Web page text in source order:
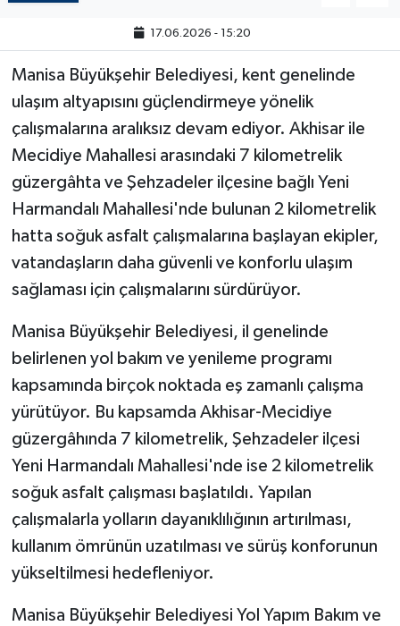
17.06.2026 - 15:20
Manisa Büyükşehir Belediyesi, kent genelinde
ulaşım altyapısını güçlendirmeye yönelik
çalışmalarına aralıksız devam ediyor. Akhisar ile
Mecidiye Mahallesi arasındaki 7 kilometrelik
güzergâhta ve Şehzadeler ilçesine bağlı Yeni
Harmandalı Mahallesi'nde bulunan 2 kilometrelik
hatta soğuk asfalt çalışmalarına başlayan ekipler,
vatandaşların daha güvenli ve konforlu ulaşım
sağlaması için çalışmalarını sürdürüyor.
Manisa Büyükşehir Belediyesi, il genelinde
belirlenen yol bakım ve yenileme programı
kapsamında birçok noktada eş zamanlı çalışma
yürütüyor. Bu kapsamda Akhisar-Mecidiye
güzergâhında 7 kilometrelik, Şehzadeler ilçesi
Yeni Harmandalı Mahallesi'nde ise 2 kilometrelik
soğuk asfalt çalışması başlatıldı. Yapılan
çalışmalarla yolların dayanıklılığının artırılması,
kullanım ömrünün uzatılması ve sürüş konforunun
yükseltilmesi hedefleniyor.
Manisa Büyükşehir Belediyesi Yol Yapım Bakım ve